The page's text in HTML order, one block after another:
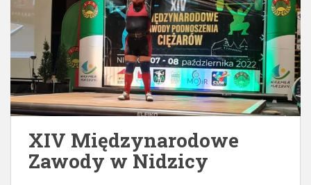
XIV Międzynarodowe
Zawody w Nidzicy